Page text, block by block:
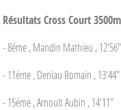
Résultats Cross Court
- 8éme , Mandin Mathieu , 12'56"
- 11éme , Deniau Romain , 13'44"
- 15éme , Arnoult Aubin , 14'11"